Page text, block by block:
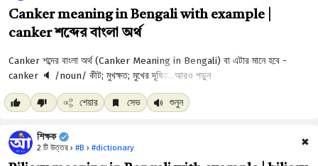
Canker meaning in Bengali with example |
canker শব্দের বাংলা অর্থ
আরও পড়ুন
শেয়ার সেভ শুনুন
শিক্ষক
2 টি উত্তর › #B › #dictionary ✖